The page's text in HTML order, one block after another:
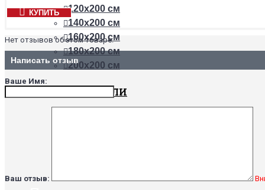
120х200 см
140х200 см
160х200 см
180х200 см
200х200 см
НАПОЛНИТЕЛИ
КУПИТЬ
Нет отзывов об этом товаре.
Написать отзыв
Ваше Имя:
Ваш отзыв: